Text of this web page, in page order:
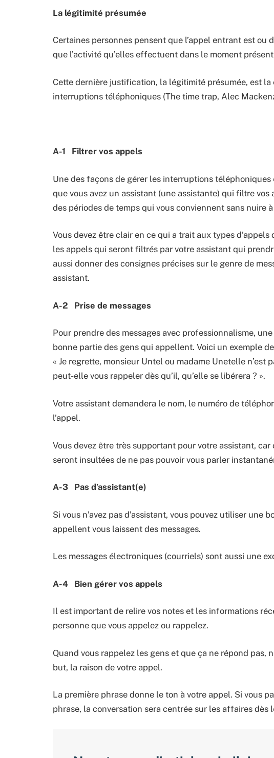
La légitimité présumée
Certaines personnes pensent que l’appel entrant est
que l’activité qu’elles effectuent dans le moment
Cette dernière justification, la légitimité présumée, est
interruptions téléphoniques (The time trap, Alec
A-1 Filtrer vos appels
Une des façons de gérer les interruptions
que vous avez un assistant (une assistante) qui filtre
des périodes de temps qui vous conviennent sans nuire
Vous devez être clair en ce qui a trait aux types
les appels qui seront filtrés par votre assistant qui
aussi donner des consignes précises sur le genre de
assistant.
A-2 Prise de messages
Pour prendre des messages avec professionnalisme,
bonne partie des gens qui appellent. Voici un exemple
« Je regrette, monsieur Untel ou madame Unetelle n’est
peut-elle vous rappeler dès qu’il, qu’elle se libérera ? ».
Votre assistant demandera le nom, le numéro de
l’appel.
Vous devez être très supportant pour votre assistant,
seront insultées de ne pas pouvoir vous parler
A-3 Pas d’assistant(e)
Si vous n’avez pas d’assistant, vous pouvez utiliser une
appellent vous laissent des messages.
Les messages électroniques (courriels) sont aussi une
A-4 Bien gérer vos appels
Il est important de relire vos notes et les informations
personne que vous appelez ou rappelez.
Quand vous rappelez les gens et que ça ne répond pas,
but, la raison de votre appel.
La première phrase donne le ton à votre appel. Si vous
phrase, la conversation sera centrée sur les affaires dès